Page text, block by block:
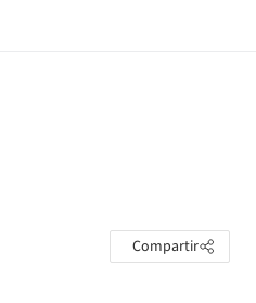
Compartir